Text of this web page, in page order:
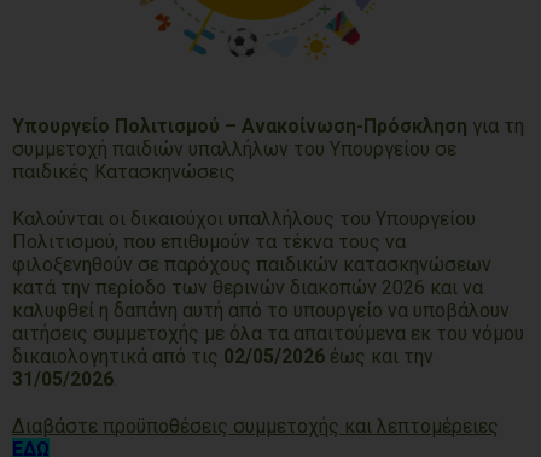
Υπουργείο Πολιτισμού – Ανακοίνωση-Πρόσκληση για τη
συμμετοχή παιδιών υπαλλήλων του Υπουργείου σε
παιδικές Κατασκηνώσεις
Καλούνται οι δικαιούχοι υπαλλήλους του Υπουργείου
Πολιτισμού, που επιθυμούν τα τέκνα τους να
φιλοξενηθούν σε παρόχους παιδικών κατασκηνώσεων
κατά την περίοδο των θερινών διακοπών 2026 και να
καλυφθεί η δαπάνη αυτή από το υπουργείο να υποβάλουν
αιτήσεις συμμετοχής με όλα τα απαιτούμενα εκ του νόμου
δικαιολογητικά από τις 02/05/2026 έως και την
31/05/2026.
Διαβάστε προϋποθέσεις συμμετοχής και λεπτομέρειες
ΕΔΩ